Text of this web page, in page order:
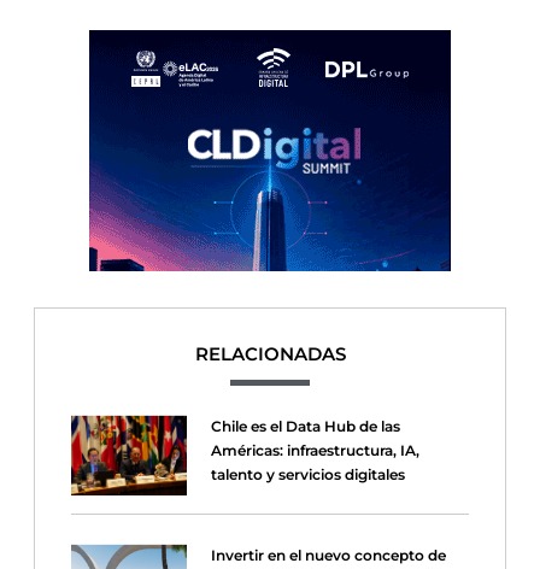
RELACIONADAS
Chile es el Data Hub de las
Américas: infraestructura, IA,
talento y servicios digitales
Invertir en el nuevo concepto de